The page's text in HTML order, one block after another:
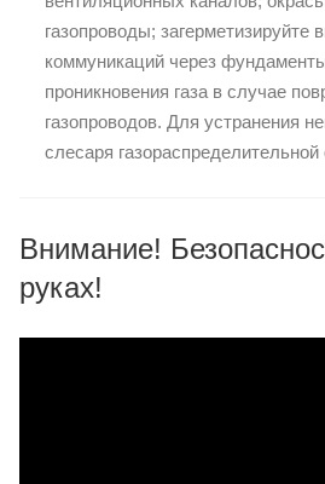
газопроводы; загерметизируйте
коммуникаций через
проникновения газа в случае
газопроводов. Для устранения
слесаря газораспределительной
Внимание!
руках!